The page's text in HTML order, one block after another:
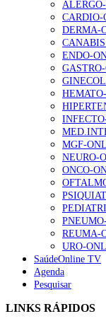
gesto
203
1.º
te na
169
Alguns
família
132
“Os
custo-
CARDIO-
DERMA-
ENDO-
MGF-
NEURO-
ONCO-
REUMA-
URO-
SaúdeOnline TV
Agenda
Pesquisar
LINKS RÁPIDOS